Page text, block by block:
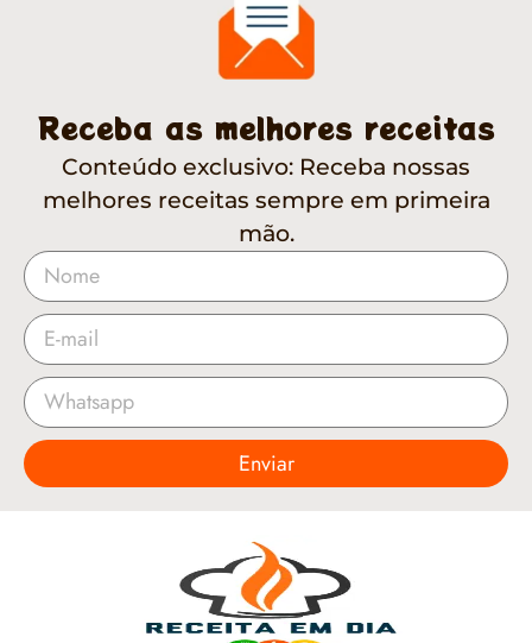
Receba as melhores receitas
Conteúdo exclusivo: Receba nossas
melhores receitas sempre em primeira
mão.
Enviar